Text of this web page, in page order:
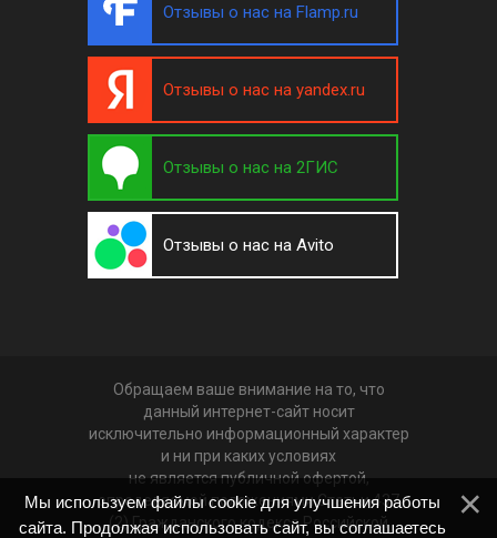
Отзывы о нас на Flamp.ru
Отзывы о нас на yandex.ru
Отзывы о нас на 2ГИС
Отзывы о нас на Avito
Обращаем ваше внимание на то, что
данный интернет-сайт носит
исключительно информационный характер
и ни при каких условиях
не является публичной офертой,
определяемой положениями Статьи 437
(2) Гражданского кодекса Российской
Мы используем файлы cookie для улучшения работы
сайта. Продолжая использовать сайт, вы соглашаетесь